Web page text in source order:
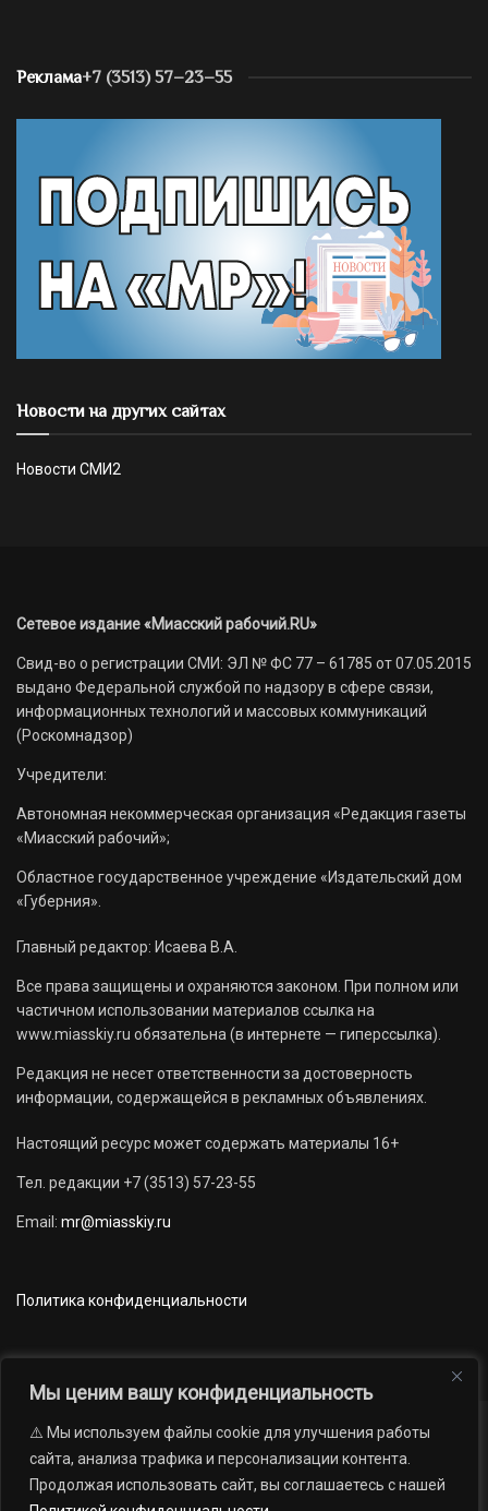
Мы ценим вашу конфиденциальность
⚠️ Мы используем файлы cookie для улучшения работы
сайта, анализа трафика и персонализации контента.
Продолжая использовать сайт, вы соглашаетесь с нашей
Реклама+7 (3513) 57–23–55
Новости на других сайтах
Новости СМИ2
Сетевое издание «Миасский рабочий.RU»
Свид-во о регистрации СМИ: ЭЛ № ФС 77 – 61785 от 07.05.2015
выдано Федеральной службой по надзору в сфере связи,
информационных технологий и массовых коммуникаций
(Роскомнадзор)
Учредители:
Автономная некоммерческая организация «Редакция газеты
«Миасский рабочий»;
Областное государственное учреждение «Издательский дом
«Губерния».
Главный редактор: Исаева В.А.
Все права защищены и охраняются законом. При полном или
частичном использовании материалов ссылка на
www.miasskiy.ru обязательна (в интернете — гиперссылка).
Редакция не несет ответственности за достоверность
информации, содержащейся в рекламных объявлениях.
Настоящий ресурс может содержать материалы 16+
Тел. редакции +7 (3513) 57-23-55
Email: mr@miasskiy.ru
Политика конфиденциальности
Новости Наши проекты
Официально
АРХИВ
16+